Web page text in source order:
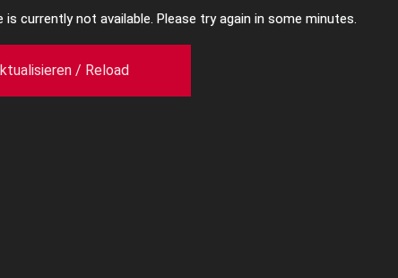
is currently not available. Please try again in some minutes.
/ Reload